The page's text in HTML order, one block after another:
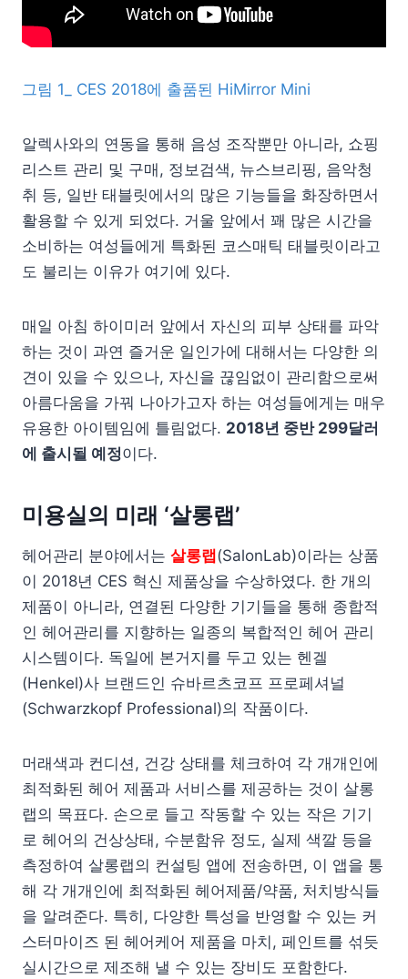
그림 1_ CES 2018에 출품된 HiMirror Mini
알렉사와의 연동을 통해 음성 조작뿐만 아니라, 쇼핑
리스트 관리 및 구매, 정보검색, 뉴스브리핑, 음악청
취 등, 일반 태블릿에서의 많은 기능들을 화장하면서
활용할 수 있게 되었다. 거울 앞에서 꽤 많은 시간을
소비하는 여성들에게 특화된 코스매틱 태블릿이라고
도 불리는 이유가 여기에 있다.
매일 아침 하이미러 앞에서 자신의 피부 상태를 파악
하는 것이 과연 즐거운 일인가에 대해서는 다양한 의
견이 있을 수 있으나, 자신을 끊임없이 관리함으로써
아름다움을 가꿔 나아가고자 하는 여성들에게는 매우
유용한 아이템임에 틀림없다. 2018년 중반 299달러
에 출시될 예정이다.
미용실의 미래 ‘살롱랩’
헤어관리 분야에서는 살롱랩 (SalonLab)이라는 상품
이 2018년 CES 혁신 제품상을 수상하였다. 한 개의
제품이 아니라, 연결된 다양한 기기들을 통해 종합적
인 헤어관리를 지향하는 일종의 복합적인 헤어 관리
시스템이다. 독일에 본거지를 두고 있는 헨겔
(Henkel)사 브랜드인 슈바르츠코프 프로페셔널
(Schwarzkopf Professional)의 작품이다.
머래색과 컨디션, 건강 상태를 체크하여 각 개개인에
최적화된 헤어 제품과 서비스를 제공하는 것이 살롱
랩의 목표다. 손으로 들고 작동할 수 있는 작은 기기
로 헤어의 건상상태, 수분함유 정도, 실제 색깔 등을
측정하여 살롱랩의 컨설팅 앱에 전송하면, 이 앱을 통
해 각 개개인에 최적화된 헤어제품/약품, 처치방식들
을 알려준다. 특히, 다양한 특성을 반영할 수 있는 커
스터마이즈 된 헤어케어 제품을 마치, 페인트를 섞듯
실시간으로 제조해 낼 수 있는 장비도 포함한다.